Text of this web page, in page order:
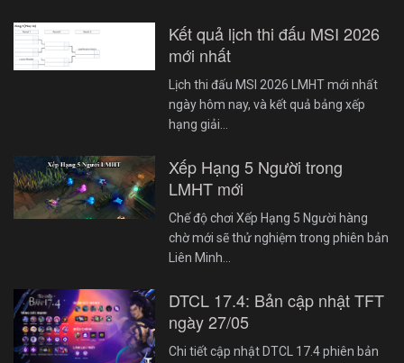
Kết quả lịch thi đấu MSI 2026
mới nhất
Lịch thi đấu MSI 2026 LMHT mới nhất
ngày hôm nay, và kết quả bảng xếp
hạng giải…
Xếp Hạng 5 Người trong
LMHT mới
Chế độ chơi Xếp Hạng 5 Người hàng
chờ mới sẽ thử nghiệm trong phiên bản
Liên Minh…
DTCL 17.4: Bản cập nhật TFT
ngày 27/05
Chi tiết cập nhật DTCL 17.4 phiên bản